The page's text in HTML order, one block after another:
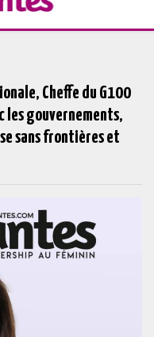
Cheffe du G100
les gouvernements,
sans frontières et